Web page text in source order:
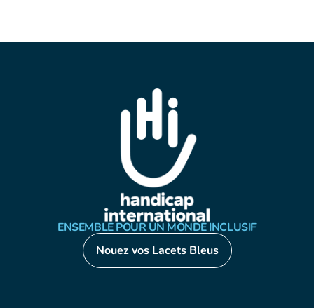
ENSEMBLE POUR UN MONDE INCLUSIF
Nouez vos Lacets Bleus